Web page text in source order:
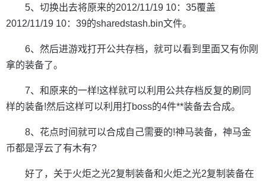
5、切换出去将原来的2012/11/19 10：35覆盖
2012/11/19 10：39的sharedstash.bin文件。
6、然后进游戏打开公共存档，就可以看到里面又有你刚
拿的装备了。
7、和原来的一样!这样就可以利用公共存档反复的刷同
样的装备!然后这样可以利用打boss的4件**装备去合成。
8、花点时间就可以合成自己需要的!神马装备，神马金
币都是浮云了有木有?
好了，关于火炬之光2复制装备和火炬之光2复制装备在